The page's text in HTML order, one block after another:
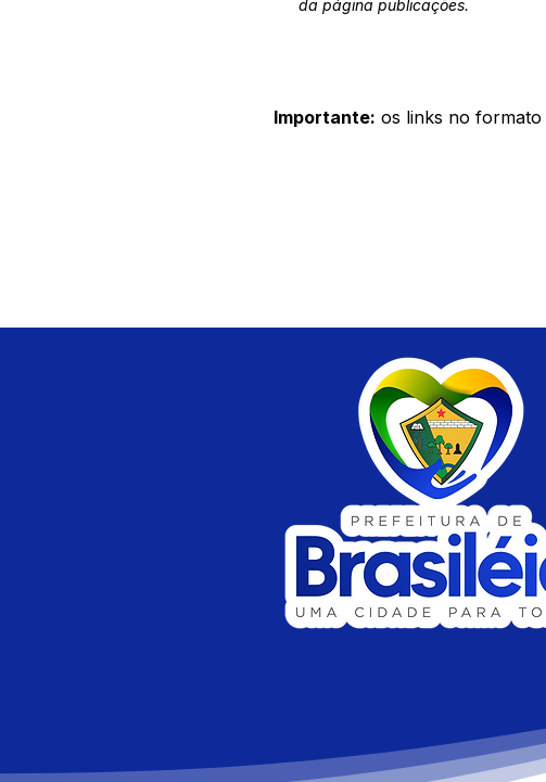
da página publicações.
Importante: os links no formato